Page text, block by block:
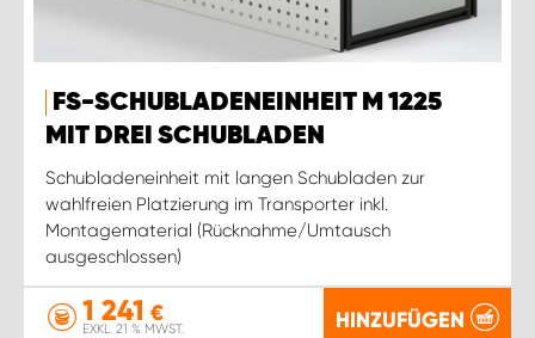
FS-SCHUBLADENEINHEIT M 1225
MIT DREI SCHUBLADEN
Schubladeneinheit mit langen Schubladen zur
wahlfreien Platzierung im Transporter inkl.
Montagematerial (Rücknahme/Umtausch
ausgeschlossen)
1 241 €
EXKL. 21 % MWST. HINZUFÜGEN